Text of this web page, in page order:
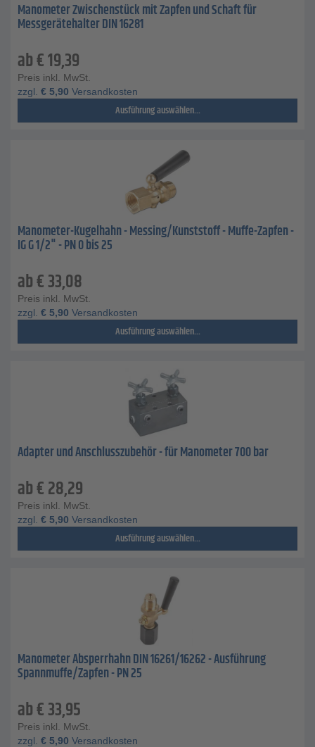
Manometer Zwischenstück mit Zapfen und Schaft für
Messgerätehalter DIN 16281
ab€19,39
Preis inkl. MwSt.
zzgl. € 5,90 Versandkosten
Ausführung auswählen...
Manometer-Kugelhahn - Messing/Kunststoff - Muffe-Zapfen -
IG G 1/2" - PN 0 bis 25
ab€33,08
Preis inkl. MwSt.
zzgl. € 5,90 Versandkosten
Ausführung auswählen...
Adapter und Anschlusszubehör - für Manometer 700 bar
ab€28,29
Preis inkl. MwSt.
zzgl. € 5,90 Versandkosten
Ausführung auswählen...
Manometer Absperrhahn DIN 16261/16262 - Ausführung
Spannmuffe/Zapfen - PN 25
ab€33,95
Preis inkl. MwSt.
zzgl. € 5,90 Versandkosten